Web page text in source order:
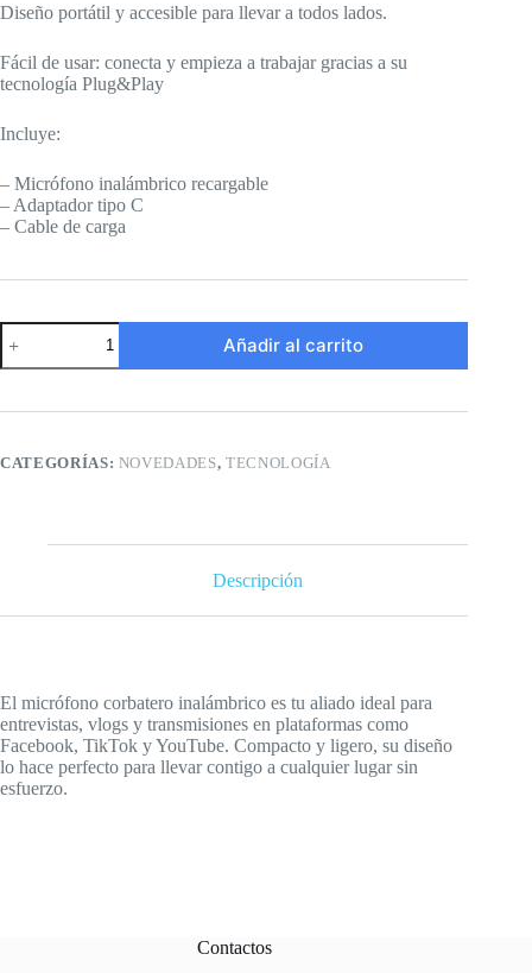
Diseño portátil y accesible para llevar a todos lados.
Fácil de usar: conecta y empieza a trabajar gracias a su
tecnología Plug&Play
Incluye:
– Micrófono inalámbrico recargable
– Adaptador tipo C
– Cable de carga
Micrófono
inalámbrico
recargable
C
Añadir al carrito
CATEGORÍAS: NOVEDADES, TECNOLOGÍA
Descripción
El micrófono corbatero inalámbrico es tu aliado ideal para
entrevistas, vlogs y transmisiones en plataformas como
Facebook, TikTok y YouTube. Compacto y ligero, su diseño
lo hace perfecto para llevar contigo a cualquier lugar sin
esfuerzo.
Contactos